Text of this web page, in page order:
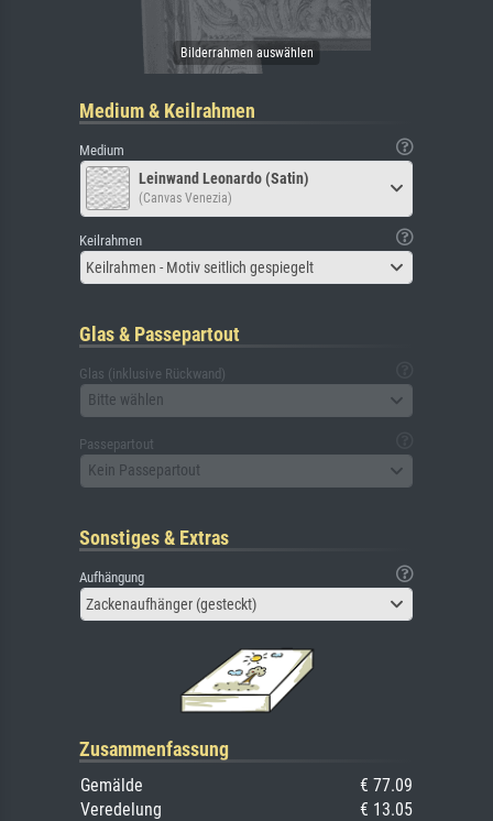
Medium & Keilrahmen
Medium
Leinwand Leonardo (Satin)
(Canvas Venezia)
Keilrahmen
Keilrahmen - Motiv seitlich gespiegelt
Glas & Passepartout
Glas (inklusive Rückwand)
Bitte wählen
Passepartout
Kein Passepartout
Sonstiges & Extras
Aufhängung
Zackenaufhänger (gesteckt)
Zusammenfassung
Gemälde
€ 77.09
Veredelung
€ 13.05